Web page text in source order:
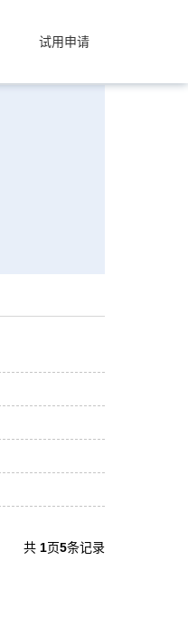
试用申请
共 1页5条记录